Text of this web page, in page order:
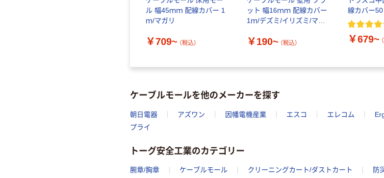
ル 幅45ｍｍ 配線カバー 1
ｍ/マガリ
￥709~ （税込）
ット 幅16ｍｍ 配線カバー
1ｍ/デズミ/イリズミ/マガ
イント
￥190~ （税込）
線カバー
￥679~
ケーブルモールを他のメーカーを探す
朝日電器 アズワン 因幡電機産業 エスコ エレコム
プライ
トーグ安全工業のカテゴリー
腕章/胸章 ケーブルモール クリーニングカート/ダストカート 防